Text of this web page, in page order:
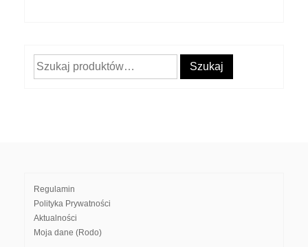
Szukaj: Szukaj
Regulamin
Polityka Prywatności
Aktualności
Moja dane (Rodo)